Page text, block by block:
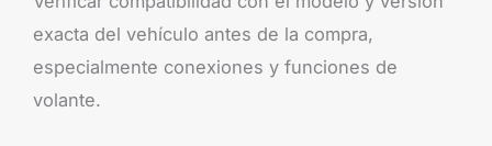
exacta del vehículo antes de la compra,
especialmente conexiones y funciones de
volante.